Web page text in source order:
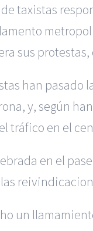
taxistas
sus
han pasado
y, según
tráfico en el
en el
un